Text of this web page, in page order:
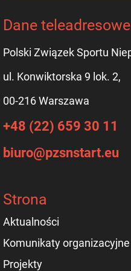
Dane teleadresowe
Polski Związek Sportu
ul. Konwiktorska 9 lok. 2,
00-216 Warszawa
+48 (22) 659 30 11
biuro@pzsnstart.eu
Strona
Aktualności
Komunikaty organizacyjne
Projekty